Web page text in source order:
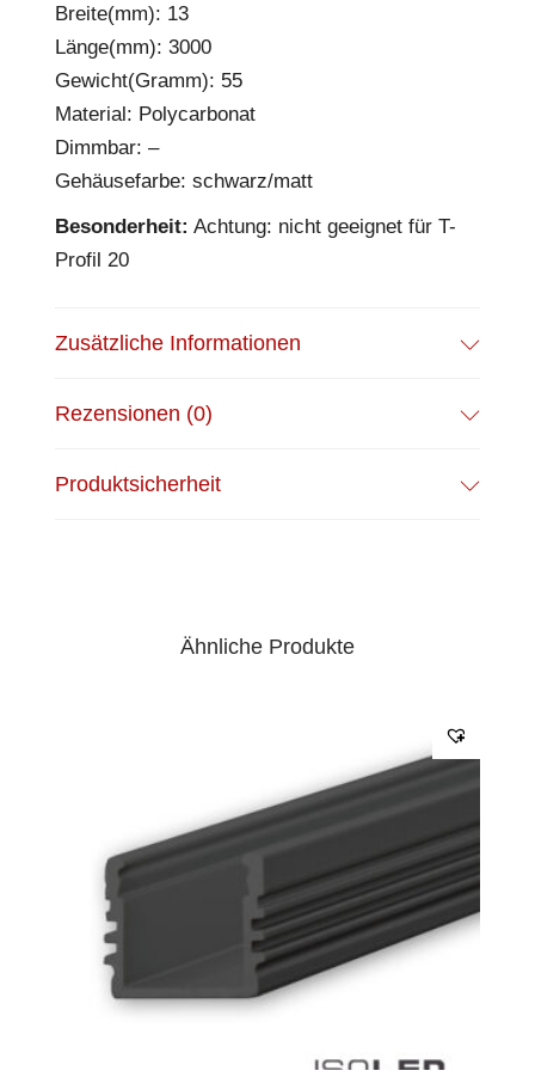
Breite(mm): 13
Länge(mm): 3000
Gewicht(Gramm): 55
Material: Polycarbonat
Dimmbar: –
Gehäusefarbe: schwarz/matt
Besonderheit: Achtung: nicht geeignet für T-
Profil 20
Zusätzliche Informationen
Rezensionen (0)
Produktsicherheit
Ähnliche Produkte